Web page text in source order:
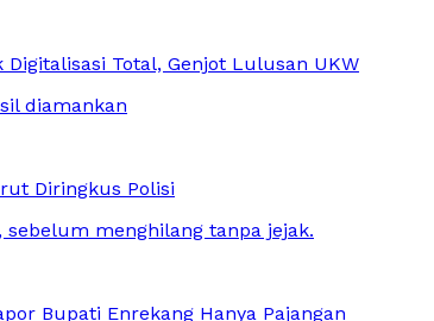
Digitalisasi Total, Genjot Lulusan UKW
Diringkus Polisi
Bupati Enrekang Hanya Pajangan